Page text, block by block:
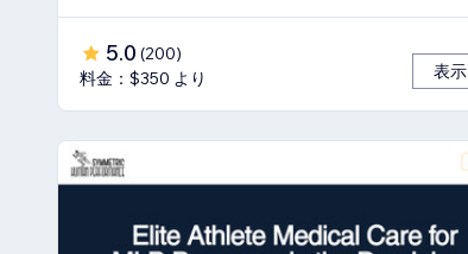
5.0 (200)
料金：$350 より
表示